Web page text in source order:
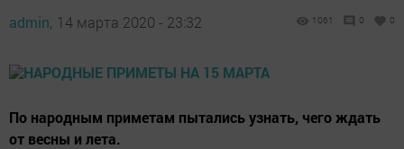
admin, 14 марта 2020 - 23:32 1061 0 0
По народным приметам пытались узнать, чего ждать
от весны и лета.